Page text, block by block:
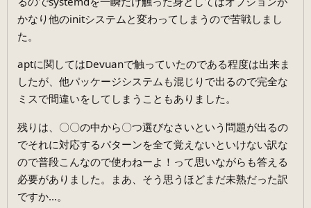
かなり他のinitシステムと変わってしまうので苦戦しまし
た。
aptに関してはDevuanで触っていたのである程度は出来ま
したが、他パッケージシステムも混じりで出るので完全な
ミスで間違いをしてしまうこともありました。
残りは、〇〇の中から〇つ選びなさいという問題が出るの
でそれに対応するパターンを全て覚えないといけない訳な
ので普段こんなので使わねーよ！って思いながらも答える
必要がありました。まあ、そう思うほどまだ未熟だった訳
ですか…。